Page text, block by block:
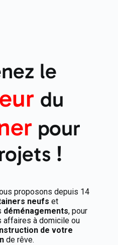
le
du
pour
!
proposons depuis 14
neufs et
déménagements, pour
affaires à domicile ou
de votre
de rêve.